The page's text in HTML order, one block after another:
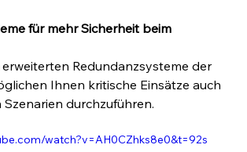
für mehr Sicherheit beim
Redundanzsysteme der
Ihnen kritische Einsätze auch
durchzuführen.
watch?v=AH0CZhks8e0&t=92s